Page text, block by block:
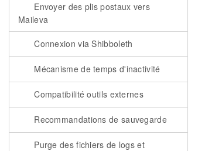
Envoyer des plis postaux vers
Maileva
Connexion via Shibboleth
Mécanisme de temps d'inactivité
Compatibilité outils externes
Recommandations de sauvegarde
Purge des fichiers de logs et